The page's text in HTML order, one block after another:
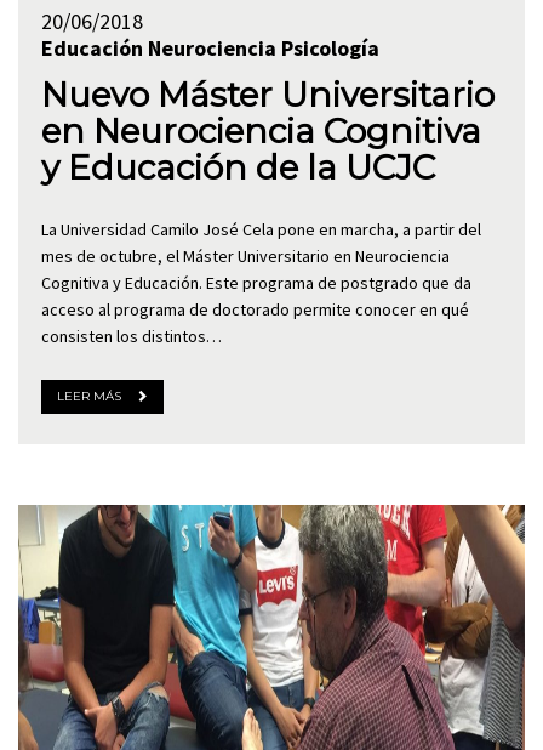
20/06/2018
Educación Neurociencia Psicología
Nuevo Máster Universitario
en Neurociencia Cognitiva
y Educación de la UCJC
La Universidad Camilo José Cela pone en marcha, a partir del
mes de octubre, el Máster Universitario en Neurociencia
Cognitiva y Educación. Este programa de postgrado que da
acceso al programa de doctorado permite conocer en qué
consisten los distintos…
LEER MÁS